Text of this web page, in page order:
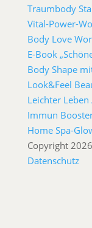
Traumbody
Vital-Power-
Body Love
E-Book
Body Shape
Look&Feel
Leichter
Immun
Home Spa-
Copyright
Datenschutz